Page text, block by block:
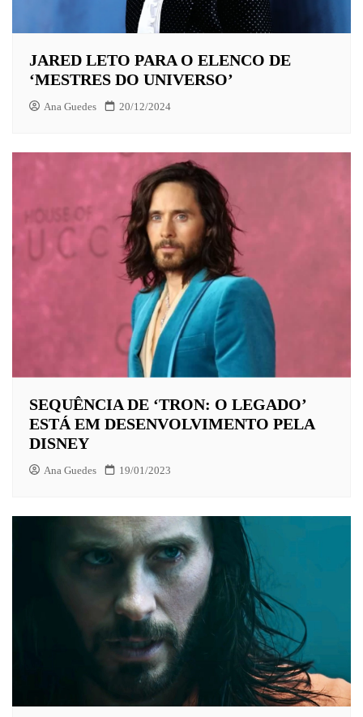
JARED LETO PARA O ELENCO DE
‘MESTRES DO UNIVERSO’
Ana Guedes 20/12/2024
SEQUÊNCIA DE ‘TRON: O LEGADO’
ESTÁ EM DESENVOLVIMENTO PELA
DISNEY
Ana Guedes 19/01/2023